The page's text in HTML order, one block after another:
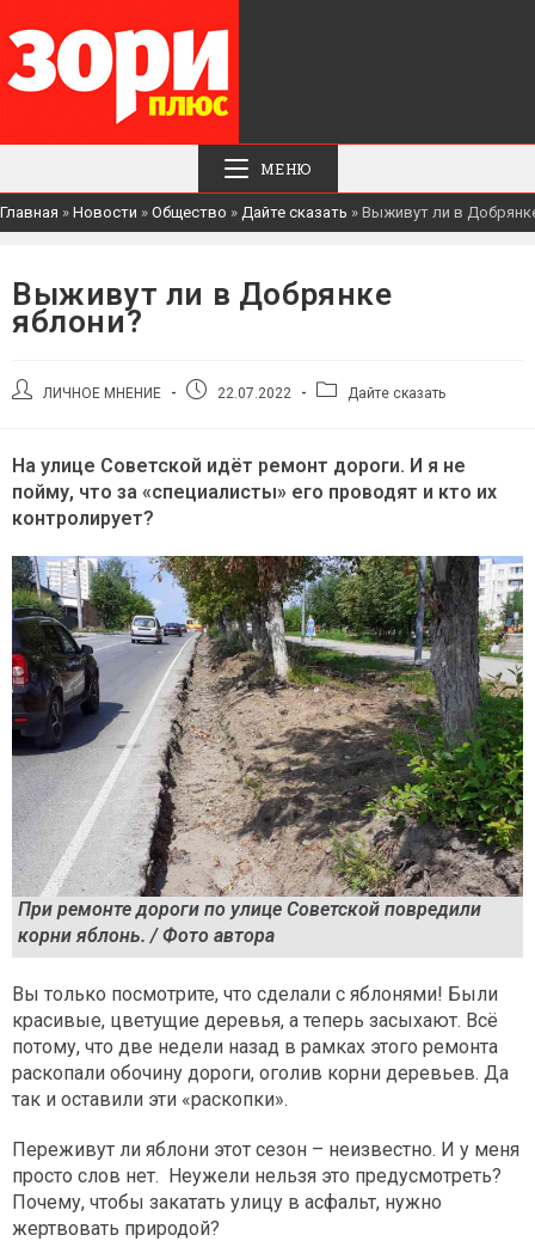
МЕНЮ
Главная » Новости » Общество » Дайте сказать » Выживут ли в
Выживут ли в Добрянке
яблони?
АвторЛИЧНОЕ МНЕНИЕ
Запись22.07.2022
РубрикаДайте сказать
На улице Советской идёт ремонт дороги. И я не
пойму, что за «специалисты» его проводят и кто их
контролирует?
При ремонте дороги по улице Советской повредили
корни яблонь. / Фото автора
Вы только посмотрите, что сделали с яблонями! Были
красивые, цветущие деревья, а теперь засыхают. Всё
потому, что две недели назад в рамках этого ремонта
раскопали обочину дороги, оголив корни деревьев. Да
так и оставили эти «раскопки».
Переживут ли яблони этот сезон – неизвестно. И у меня
просто слов нет. Неужели нельзя это предусмотреть?
Почему, чтобы закатать улицу в асфальт, нужно
жертвовать природой?